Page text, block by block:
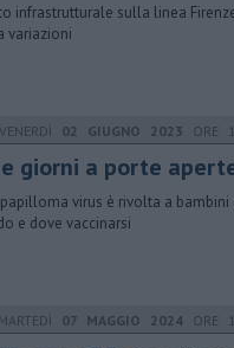
infrastrutturale sulla linea
variazioni
VENERDÌ 02 GIUGNO 2023 ORE
giorni a porte
virus è rivolta a bambini
e dove vaccinarsi
MARTEDÌ 07 MAGGIO 2024 ORE